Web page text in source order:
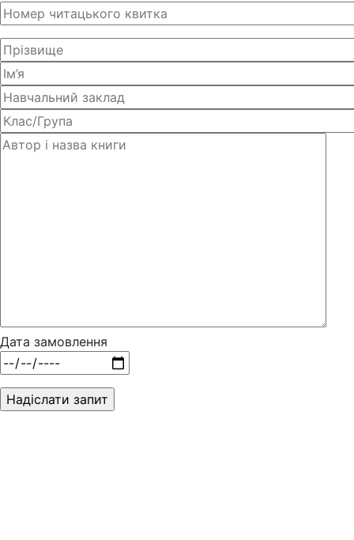
Дата замовлення